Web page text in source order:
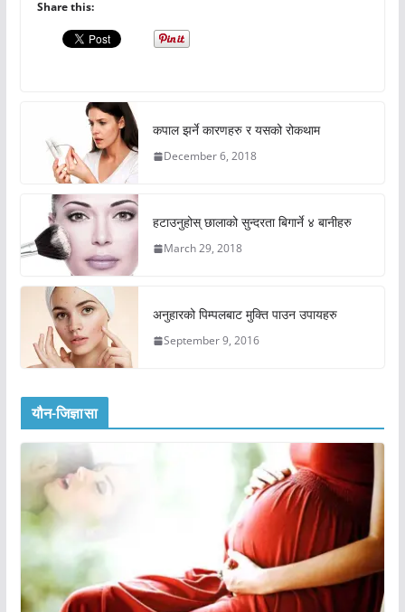
Share this:
कपाल झर्ने कारणहरु र यसको रोकथाम
December 6, 2018
हटाउनुहोस् छालाको सुन्दरता बिगार्ने ४ बानीहरु
March 29, 2018
अनुहारको पिम्पलबाट मुक्ति पाउन उपायहरु
September 9, 2016
यौन-जिज्ञासा